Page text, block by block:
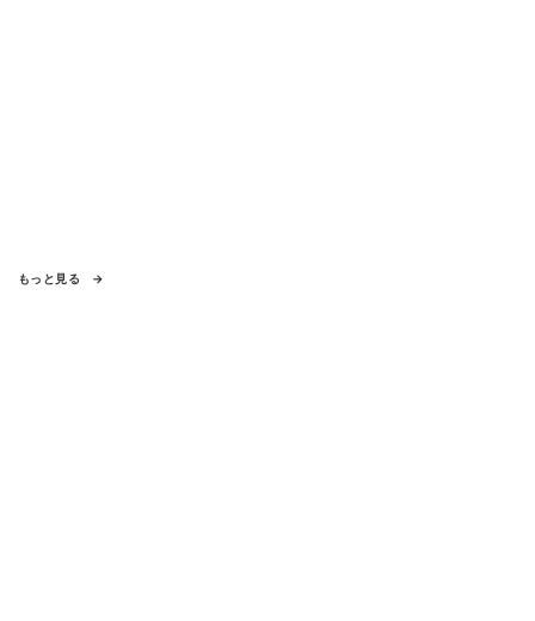
もっと見る